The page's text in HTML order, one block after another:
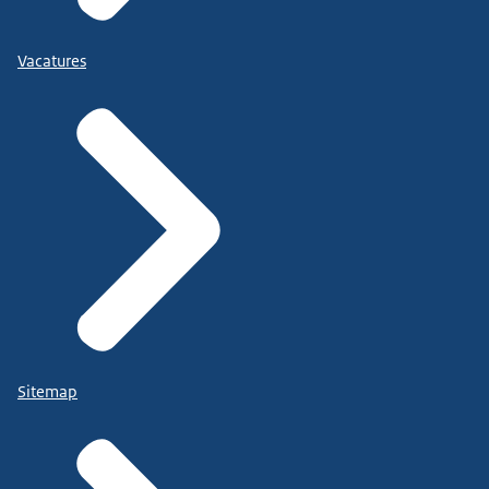
Vacatures
Sitemap